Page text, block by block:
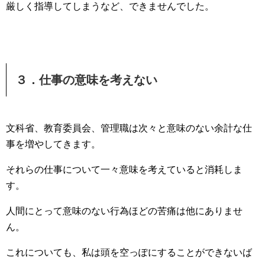
厳しく指導してしまうなど、できませんでした。
３．仕事の意味を考えない
文科省、教育委員会、管理職は次々と意味のない余計な仕
事を増やしてきます。
それらの仕事について一々意味を考えていると消耗しま
す。
人間にとって意味のない行為ほどの苦痛は他にありませ
ん。
これについても、私は頭を空っぽにすることができないば